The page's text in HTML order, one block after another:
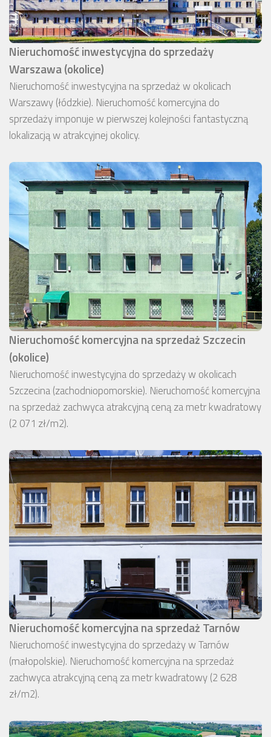
Nieruchomość inwestycyjna do sprzedaży
Warszawa (okolice)
Nieruchomość inwestycyjna na sprzedaż w okolicach
Warszawy (łódzkie). Nieruchomość komercyjna do
sprzedaży imponuje w pierwszej kolejności fantastyczną
lokalizacją w atrakcyjnej okolicy.
Nieruchomość komercyjna na sprzedaż Szczecin
(okolice)
Nieruchomość inwestycyjna do sprzedaży w okolicach
Szczecina (zachodniopomorskie). Nieruchomość komercyjna
na sprzedaż zachwyca atrakcyjną ceną za metr kwadratowy
(2 071 zł/m2).
Nieruchomość komercyjna na sprzedaż Tarnów
Nieruchomość inwestycyjna do sprzedaży w Tarnów
(małopolskie). Nieruchomość komercyjna na sprzedaż
zachwyca atrakcyjną ceną za metr kwadratowy (2 628
zł/m2).